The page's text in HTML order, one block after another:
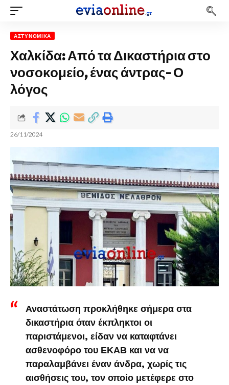
ΑΣΤΥΝΟΜΙΚΆ
Χαλκίδα: Από τα Δικαστήρια στο
νοσοκομείο, ένας άντρας- Ο
λόγος
26/11/2024
Αναστάτωση προκλήθηκε σήμερα στα
δικαστήρια όταν έκπληκτοι οι
παριστάμενοι, είδαν να καταφτάνει
ασθενοφόρο του ΕΚΑΒ και να να
παραλαμβάνει έναν άνδρα, χωρίς τις
αισθήσεις του, τον οποίο μετέφερε στο